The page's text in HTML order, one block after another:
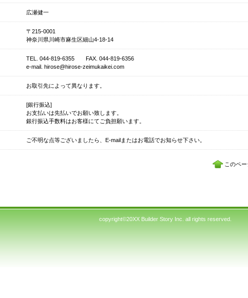
広瀬健一
〒215-0001
神奈川県川崎市麻生区細山4-18-14
TEL. 044-819-6355 FAX. 044-819-6356
e-mail. hirose@hirose-zeimukaikei.com
お取引先によって異なります。
[銀行振込]
お支払いは先払いでお願い致します。
銀行振込手数料はお客様にてご負担願います。
ご不明な点等ございましたら、E-mailまたはお電話でお知らせ下さい。
このペ
copyright©20XX Builder Story Inc. all rights reserved.